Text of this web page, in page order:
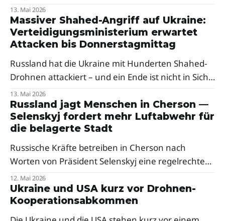
als Reaktion auf russische Drohnenangriffe auf die
Oblast Transkarpatien. Premierminister Péter
Magyar sprach von einer klaren Verurteilung,
Selenskyj dankte Budapest.
13. Mai 2026
Massiver Shahed-Angriff auf Ukraine:
Verteidigungsministerium erwartet
Attacken bis Donnerstagmittag
Russland hat die Ukraine mit Hunderten Shahed-
Drohnen attackiert – und ein Ende ist nicht in Sicht.
Ein Berater des Verteidigungsministeriums warnt
vor weiteren Raketenangriffen in der Nacht.
Besonders hart traf es den Westen des Landes.
13. Mai 2026
Russland jagt Menschen in Cherson —
Selenskyj fordert mehr Luftabwehr für
die belagerte Stadt
Russische Kräfte betreiben in Cherson nach
Worten von Präsident Selenskyj eine regelrechte
Menschenjagd mit Drohnen. Der Präsident fordert
dringend mehr Abfangsysteme und Mittel zur
elektronischen Kriegsführung für die frontnahe
Stadt.
12. Mai 2026
Ukraine und USA kurz vor Drohnen-
Kooperationsabkommen